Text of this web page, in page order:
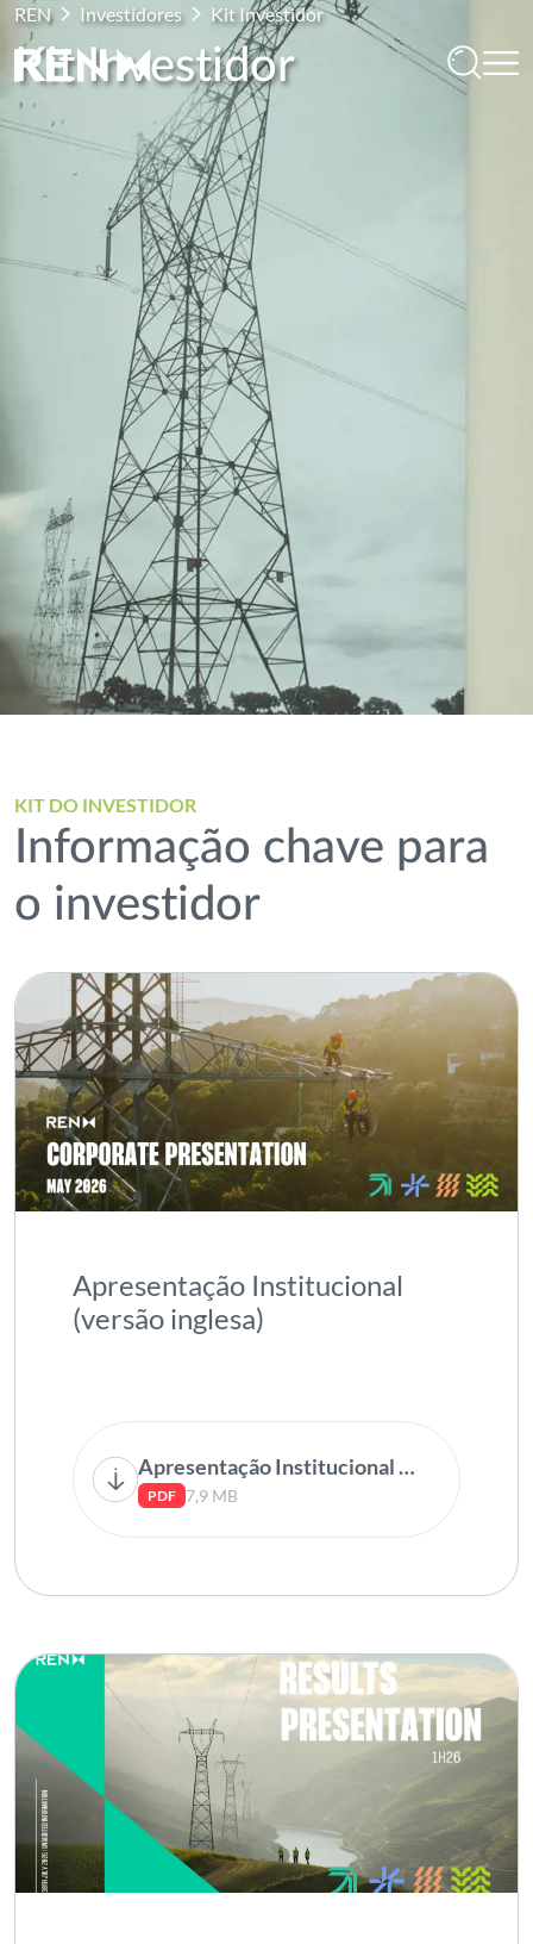
REN Investidores Kit Investidor
Kit Investidor
KIT DO INVESTIDOR
Informação chave para
o investidor
Apresentação Institucional
(versão inglesa)
Apresentação Institucional (versão inglesa)
PDF 7,9 MB